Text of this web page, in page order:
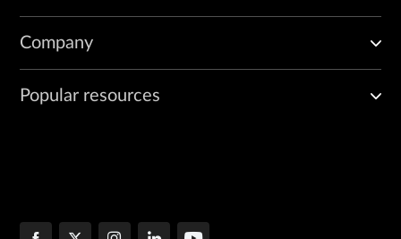
Company
Popular resources